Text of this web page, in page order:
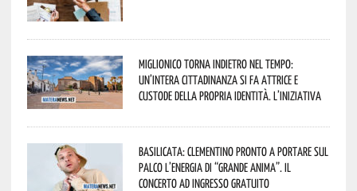
Miglionico torna indietro nel tempo:
un’intera cittadinanza si fa attrice e
custode della propria identità. L’iniziativa
Basilicata: Clementino pronto a portare sul
palco l’energia di “Grande Anima”. Il
concerto ad ingresso gratuito